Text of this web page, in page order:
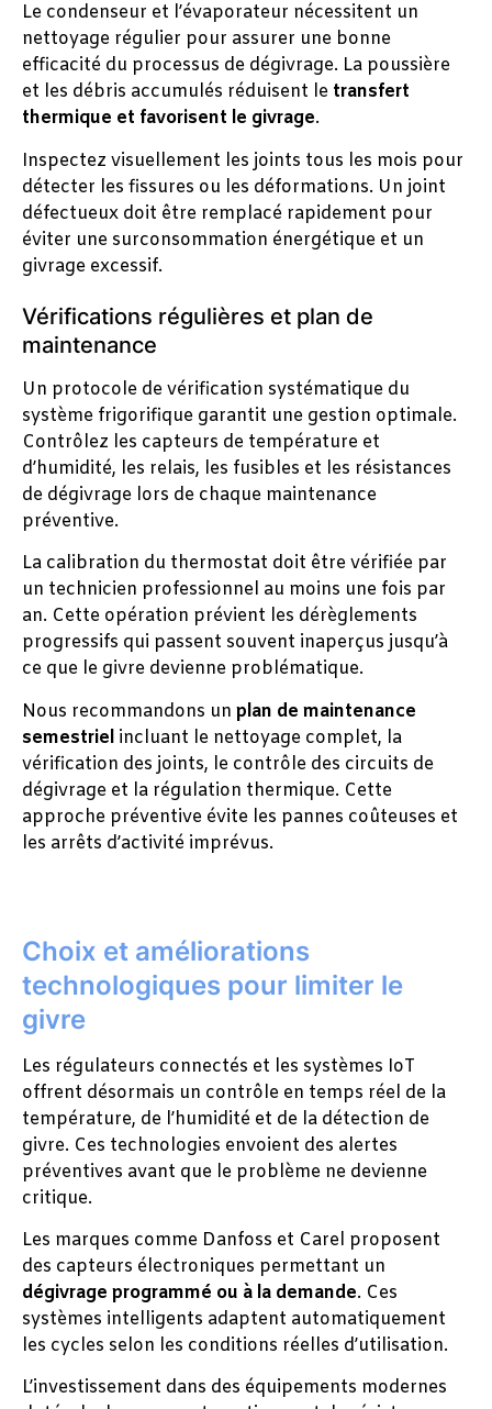
Le condenseur et l’évaporateur nécessitent un
nettoyage régulier pour assurer une bonne
efficacité du processus de dégivrage. La poussière
et les débris accumulés réduisent le transfert
thermique et favorisent le givrage.
Inspectez visuellement les joints tous les mois pour
détecter les fissures ou les déformations. Un joint
défectueux doit être remplacé rapidement pour
éviter une surconsommation énergétique et un
givrage excessif.
Vérifications régulières et plan de
maintenance
Un protocole de vérification systématique du
système frigorifique garantit une gestion optimale.
Contrôlez les capteurs de température et
d’humidité, les relais, les fusibles et les résistances
de dégivrage lors de chaque maintenance
préventive.
La calibration du thermostat doit être vérifiée par
un technicien professionnel au moins une fois par
an. Cette opération prévient les dérèglements
progressifs qui passent souvent inaperçus jusqu’à
ce que le givre devienne problématique.
Nous recommandons un plan de maintenance
semestriel incluant le nettoyage complet, la
vérification des joints, le contrôle des circuits de
dégivrage et la régulation thermique. Cette
approche préventive évite les pannes coûteuses et
les arrêts d’activité imprévus.
Choix et améliorations
technologiques pour limiter le
givre
Les régulateurs connectés et les systèmes IoT
offrent désormais un contrôle en temps réel de la
température, de l’humidité et de la détection de
givre. Ces technologies envoient des alertes
préventives avant que le problème ne devienne
critique.
Les marques comme Danfoss et Carel proposent
des capteurs électroniques permettant un
dégivrage programmé ou à la demande. Ces
systèmes intelligents adaptent automatiquement
les cycles selon les conditions réelles d’utilisation.
L’investissement dans des équipements modernes